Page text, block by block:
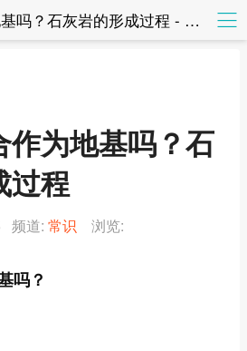
石灰岩适合作为地基吗？石灰岩的形成过程 - 常识 - 知法网知法网
作为地基吗？石
过程
频道: 常识 浏览:
吗？